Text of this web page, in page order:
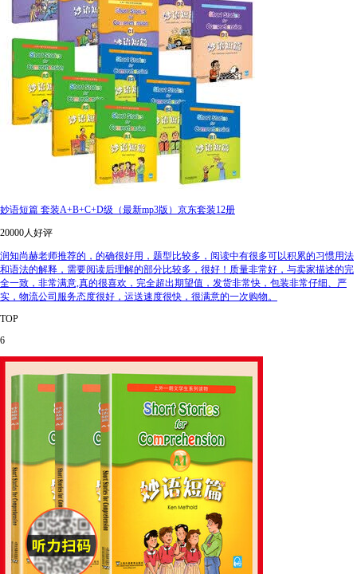
妙语短篇 套装A+B+C+D级（最新mp3版）京东套装12册
20000人好评
润知尚赫老师推荐的，的确很好用，题型比较多，阅读中有很多可以积累的习惯用法
和语法的解释，需要阅读后理解的部分比较多，很好！质量非常好，与卖家描述的完
全一致，非常满意,真的很喜欢，完全超出期望值，发货非常快，包装非常仔细、严
实，物流公司服务态度很好，运送速度很快，很满意的一次购物。
TOP
6